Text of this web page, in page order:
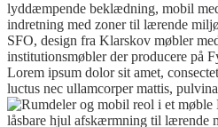
Lorem ipsum dolor sit amet,
luctus nec ullamcorper mattis,